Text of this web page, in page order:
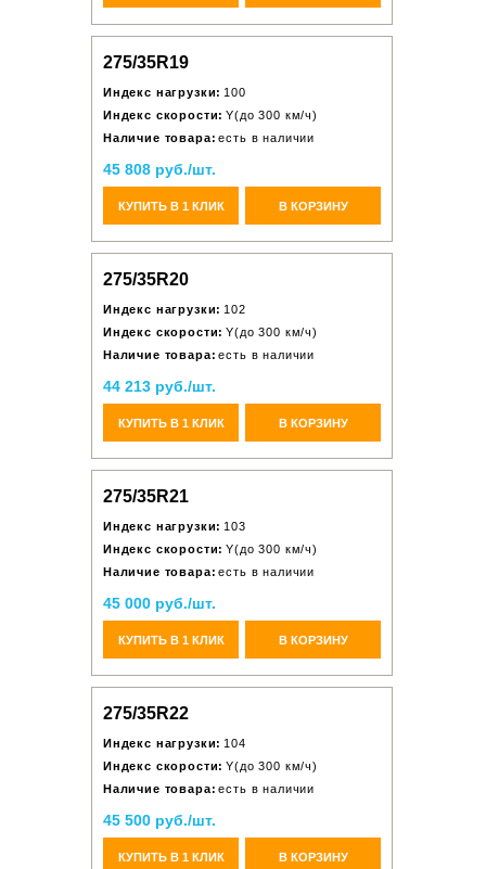
275/35R19
Индекс нагрузки: 100
Индекс скорости: Y(до 300 км/ч)
Наличие товара: есть в наличии
45 808 руб./шт.
КУПИТЬ В 1 КЛИК В КОРЗИНУ
275/35R20
Индекс нагрузки: 102
Индекс скорости: Y(до 300 км/ч)
Наличие товара: есть в наличии
44 213 руб./шт.
КУПИТЬ В 1 КЛИК В КОРЗИНУ
275/35R21
Индекс нагрузки: 103
Индекс скорости: Y(до 300 км/ч)
Наличие товара: есть в наличии
45 000 руб./шт.
КУПИТЬ В 1 КЛИК В КОРЗИНУ
275/35R22
Индекс нагрузки: 104
Индекс скорости: Y(до 300 км/ч)
Наличие товара: есть в наличии
45 500 руб./шт.
КУПИТЬ В 1 КЛИК В КОРЗИНУ